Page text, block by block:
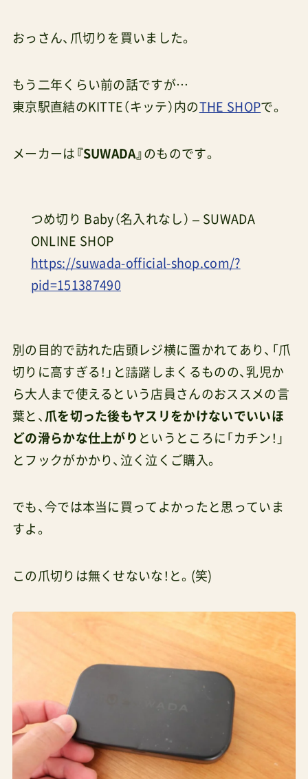
おっさん、爪切りを買いました。
もう二年くらい前の話ですが…
東京駅直結のKITTE（キッテ）内のTHE SHOPで。
メーカーは 『SUWADA』 のものです。
つめ切り Baby（名入れなし） – SUWADA
ONLINE SHOP
https://suwada-official-shop.com/?
pid=151387490
別の目的で訪れた店頭レジ横に置かれてあり、「爪
切りに高すぎる！」と躊躇しまくるものの、乳児か
ら大人まで使えるという店員さんのおススメの言
葉と、 爪を切った後もヤスリをかけないでいいほ
どの滑らかな仕上がり というところに「カチン！」
とフックがかかり、泣く泣くご購入。
でも、今では本当に買ってよかったと思っていま
すよ。
この爪切りは無くせないな！と。(笑)